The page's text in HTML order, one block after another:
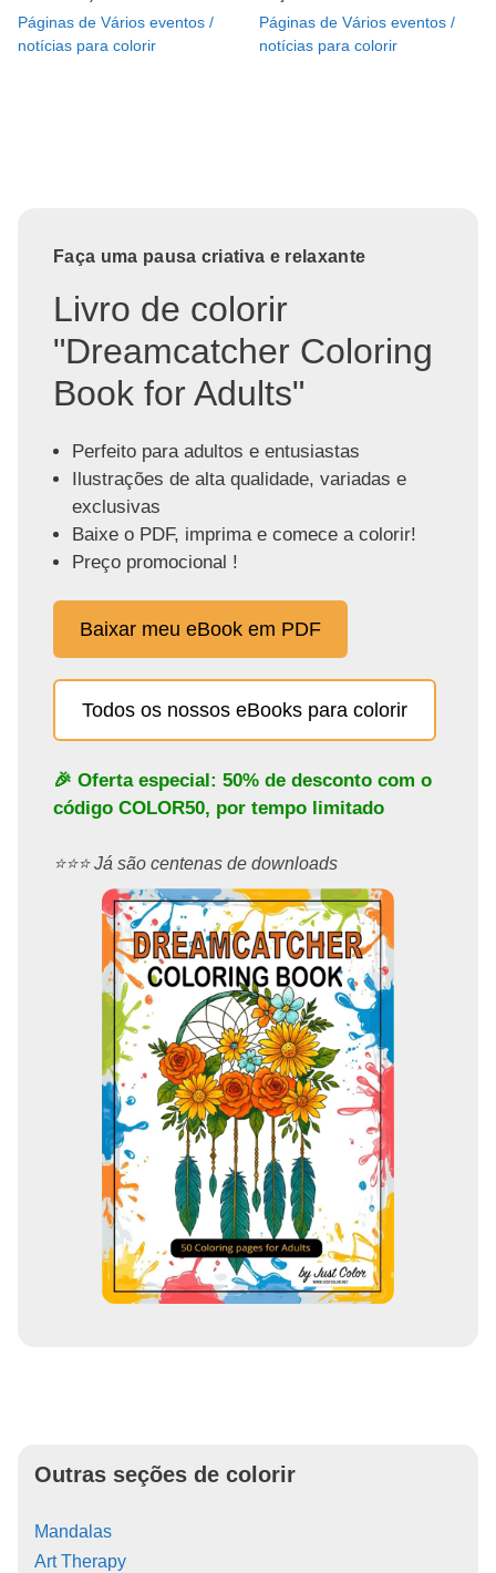
Páginas de Vários eventos /
notícias para colorir
Páginas de Vários eventos /
notícias para colorir
Faça uma pausa criativa e relaxante
Livro de colorir
"Dreamcatcher Coloring
Book for Adults"
Perfeito para adultos e entusiastas
Ilustrações de alta qualidade, variadas e
exclusivas
Baixe o PDF, imprima e comece a colorir!
Preço promocional !
Baixar meu eBook em PDF
Todos os nossos eBooks para colorir
🎉 Oferta especial: 50% de desconto com o
código COLOR50, por tempo limitado
⭐️⭐️⭐️ Já são centenas de downloads
Outras seções de colorir
Mandalas
Art Therapy